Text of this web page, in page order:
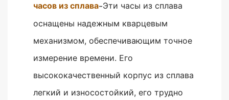
часов из сплава-Эти часы из сплава
оснащены надежным кварцевым
механизмом, обеспечивающим точное
измерение времени. Его
высококачественный корпус из сплава
легкий и износостойкий, его трудно